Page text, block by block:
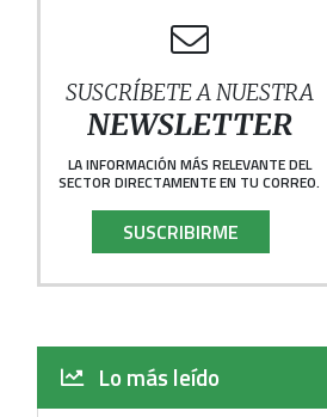
SUSCRÍBETE A NUESTRA
NEWSLETTER
LA INFORMACIÓN MÁS RELEVANTE DEL
SECTOR DIRECTAMENTE EN TU CORREO.
SUSCRIBIRME
Lo más leído